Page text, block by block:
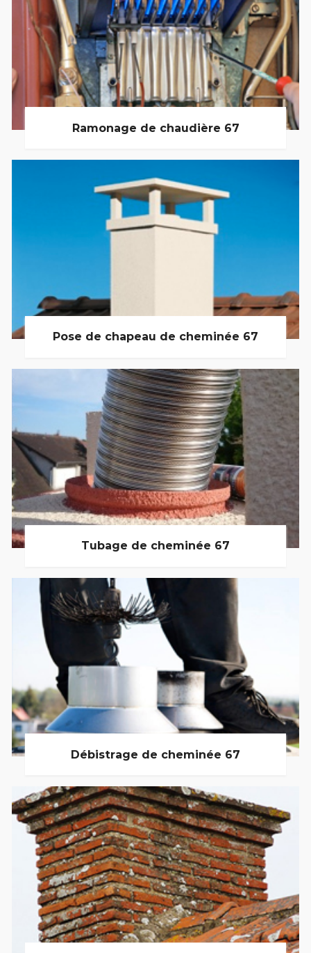
Ramonage de chaudière 67
Pose de chapeau de cheminée 67
Tubage de cheminée 67
Débistrage de cheminée 67